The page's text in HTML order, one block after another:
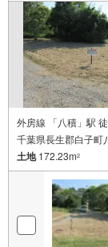
外房線 「八積」駅
千葉県長生郡白子町
土地172.23m2